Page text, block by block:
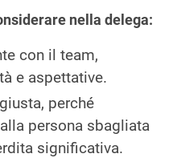
nella delega:
con il team,
e aspettative.
perché
persona sbagliata
significativa.